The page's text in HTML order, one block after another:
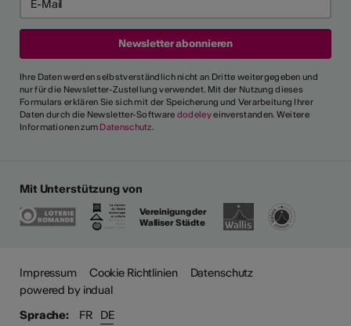
Ihre Daten werden selbstverständlich nicht an Dritte weitergegeben und
nur für die Newsletter-Zustellung verwendet. Mit der Nutzung dieses
Formulars erklären Sie sich mit der Speicherung und Verarbeitung Ihrer
Daten durch die Newsletter-Software dodeleyeinverstanden. Weitere
Informationen zum Datenschutz.
Mit Unterstützung von
Vereinigung der
Walliser Städte
Impressum Cookie Richtlinien
Datenschutz
powered by indual
Sprache:
FR DE